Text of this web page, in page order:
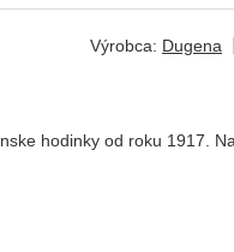
Výrobca: Dugena
hodinky od roku 1917.